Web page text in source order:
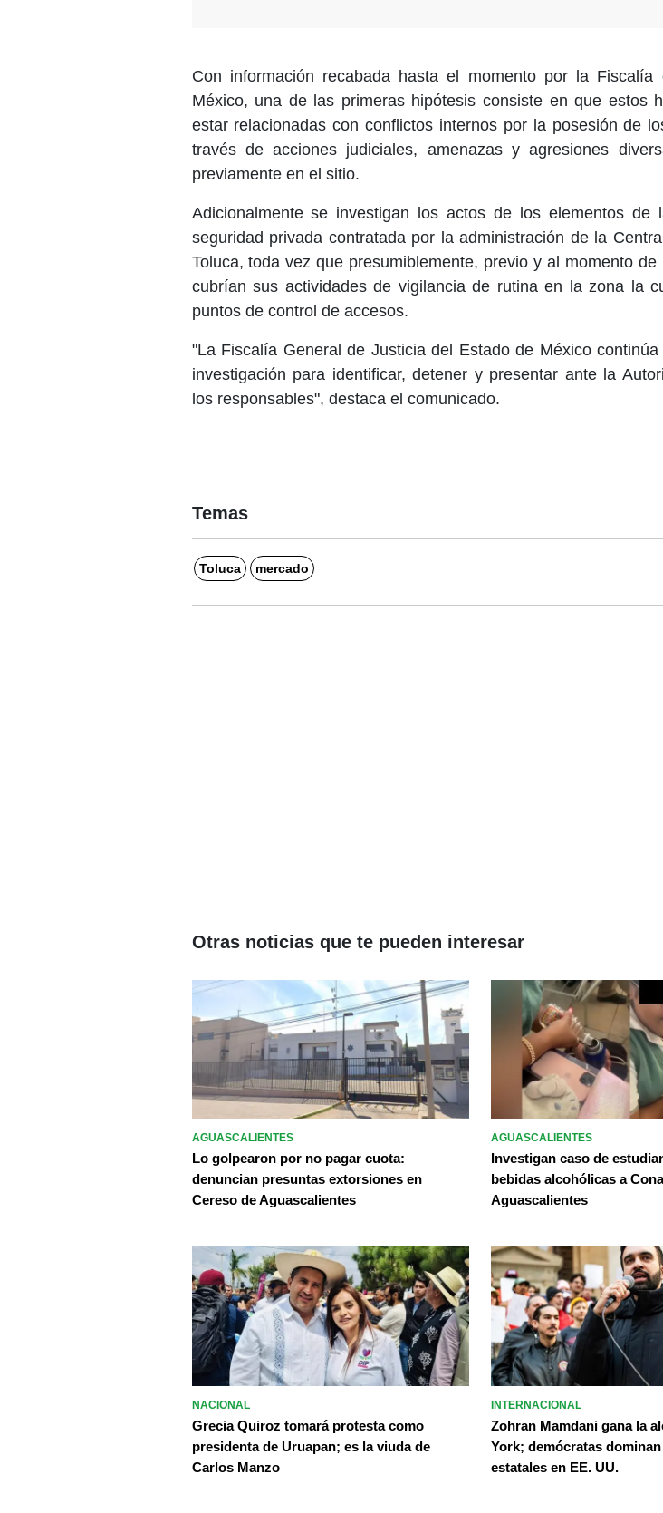
Con información recabada hasta el momento por la Fiscalía
México, una de las primeras hipótesis consiste en que estos
estar relacionadas con conflictos internos por la posesión de
través de acciones judiciales, amenazas y agresiones
previamente en el sitio.
Adicionalmente se investigan los actos de los elementos de
seguridad privada contratada por la administración de la
Toluca, toda vez que presumiblemente, previo y al momento
cubrían sus actividades de vigilancia de rutina en la zona la
puntos de control de accesos.
"La Fiscalía General de Justicia del Estado de México
investigación para identificar, detener y presentar ante la
los responsables", destaca el comunicado.
Temas
Toluca mercado
Otras noticias que te pueden interesar
AGUASCALIENTES
Lo golpearon por no pagar cuota:
denuncian presuntas extorsiones en
Cereso de Aguascalientes
AGUASCALIENTES
Investigan caso de
bebidas alcohólicas a
Aguascalientes
NACIONAL
Grecia Quiroz tomará protesta como
presidenta de Uruapan; es la viuda de
Carlos Manzo
INTERNACIONAL
Zohran Mamdani gana la
York; demócratas
estatales en EE. UU.